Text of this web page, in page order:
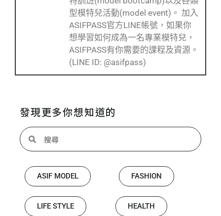
型模特兒活動(model event)。 加入
ASIFPASS官方LINE帳號，如果你
想學習如何成為一名專業模特兒，
ASIFPASS有你需要的課程及資源。
(LINE ID: @asifpass)
發現更多你想知道的
ASIF MODEL FASHION
LIFE STYLE HEALTH